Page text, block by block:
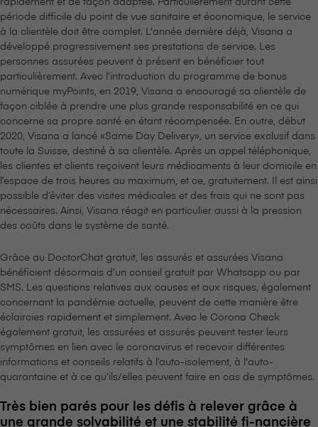
période difficile du point de vue sanitaire et économique, le service
à la clientèle doit être complet. L'année dernière déjà, V⁠i⁠s⁠a⁠n⁠a a
développé progressivement ses prestations de service. Les
personnes assurées peuvent à présent en bénéficier tout
particulièrement. Avec l’introduction du programme de bonus
numérique myPoints, en 2019, V⁠i⁠s⁠a⁠n⁠a a encouragé sa clientèle de
façon ciblée à prendre une plus grande responsabilité en ce qui
concerne sa propre santé en étant récompensée. En outre, début
2020, V⁠i⁠s⁠a⁠n⁠a a lancé «Same Day Delivery», un service exclusif dans
toute la Suisse, destiné à sa clientèle. Après un appel téléphonique,
les clientes et clients reçoivent leurs médicaments à leur domicile en
l’espace de trois heures au maximum, et ce, gratuitement. Il est ainsi
possible d’éviter des visites médicales et des frais qui ne sont pas
nécessaires. Ainsi, V⁠i⁠s⁠a⁠n⁠a réagit en particulier aussi à la pression
des coûts dans le système de santé.
Grâce au DoctorChat gratuit, les assurés et assurées V⁠i⁠s⁠a⁠n⁠a
bénéficient désormais d’un conseil gratuit par Whatsapp ou par
SMS. Les questions relatives aux causes et aux risques, également
concernant la pandémie actuelle, peuvent de cette manière être
éclaircies rapidement et simplement. Avec le Corona Check
également gratuit, les assurées et assurés peuvent tester leurs
symptômes en lien avec le coronavirus et recevoir différentes
informations et conseils relatifs à l’auto-isolement, à l'auto-
quarantaine et à ce qu’ils/elles peuvent faire en cas de symptômes.
Très bien parés pour les défis à relever grâce à
une grande solvabilité et une stabilité fi-nancière